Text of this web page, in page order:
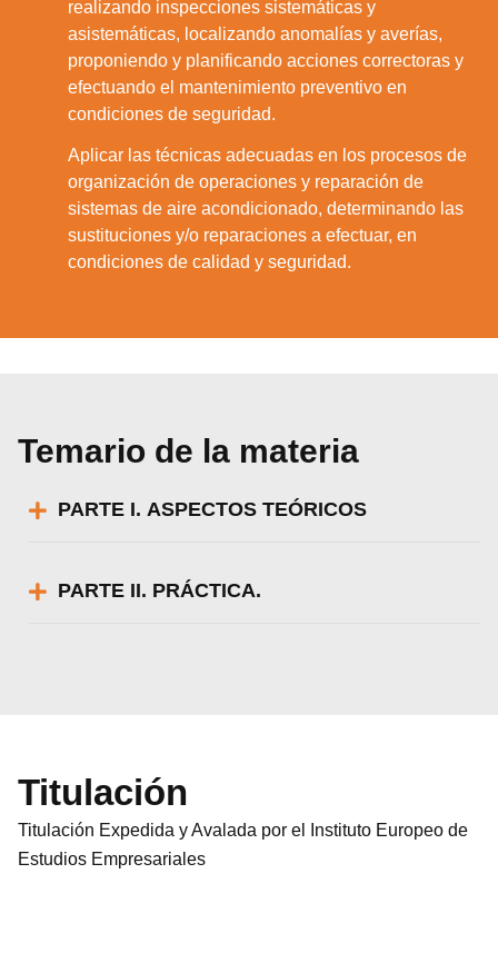
realizando inspecciones sistemáticas y
asistemáticas, localizando anomalías y averías,
proponiendo y planificando acciones correctoras y
efectuando el mantenimiento preventivo en
condiciones de seguridad.
Aplicar las técnicas adecuadas en los procesos de
organización de operaciones y reparación de
sistemas de aire acondicionado, determinando las
sustituciones y/o reparaciones a efectuar, en
condiciones de calidad y seguridad.
Temario de la materia
PARTE I. ASPECTOS TEÓRICOS
PARTE II. PRÁCTICA.
Titulación
Titulación Expedida y Avalada por el Instituto Europeo de
Estudios Empresariales